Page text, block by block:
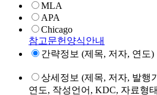
MLA
APA
Chicago
참고문헌양식안내
간략정보 (제목, 저자, 연도)
상세정보 (제목, 저자, 발행
연도, 작성언어, KDC, 자료형